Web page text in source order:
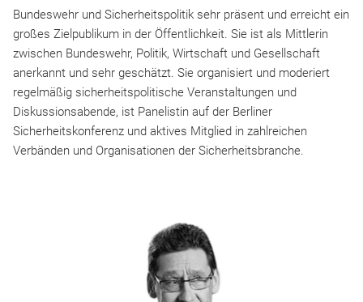
Bundeswehr und Sicherheitspolitik sehr präsent und erreicht ein
großes Zielpublikum in der Öffentlichkeit. Sie ist als Mittlerin
zwischen Bundeswehr, Politik, Wirtschaft und Gesellschaft
anerkannt und sehr geschätzt. Sie organisiert und moderiert
regelmäßig sicherheitspolitische Veranstaltungen und
Diskussionsabende, ist Panelistin auf der Berliner
Sicherheitskonferenz und aktives Mitglied in zahlreichen
Verbänden und Organisationen der Sicherheitsbranche.